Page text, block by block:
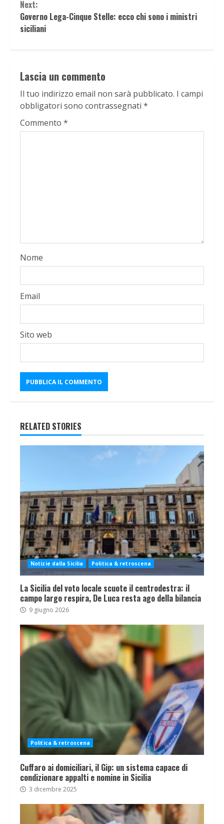
Next:
Governo Lega-Cinque Stelle: ecco chi sono i ministri
siciliani
Lascia un commento
Il tuo indirizzo email non sarà pubblicato. I campi
obbligatori sono contrassegnati *
Commento *
Nome
Email
Sito web
RELATED STORIES
Notizie dalla Sicilia Politica & retroscena
La Sicilia del voto locale scuote il centrodestra: il
campo largo respira, De Luca resta ago della bilancia
9 giugno 2026
Politica & retroscena
Cuffaro ai domiciliari, il Gip: un sistema capace di
condizionare appalti e nomine in Sicilia
3 dicembre 2025